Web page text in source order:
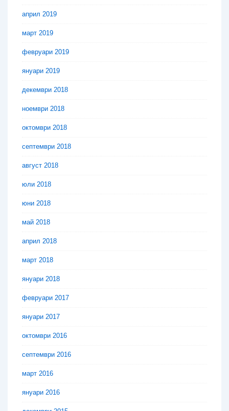
април 2019
март 2019
февруари 2019
януари 2019
декември 2018
ноември 2018
октомври 2018
септември 2018
август 2018
юли 2018
юни 2018
май 2018
април 2018
март 2018
януари 2018
февруари 2017
януари 2017
октомври 2016
септември 2016
март 2016
януари 2016